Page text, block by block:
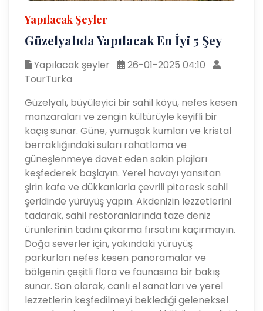
Yapılacak Şeyler
Güzelyalıda Yapılacak En İyi 5 Şey
Yapılacak şeyler
26-01-2025 04:10
TourTurka
Güzelyalı, büyüleyici bir sahil köyü, nefes kesen
manzaraları ve zengin kültürüyle keyifli bir
kaçış sunar. Güne, yumuşak kumları ve kristal
berraklığındaki suları rahatlama ve
güneşlenmeye davet eden sakin plajları
keşfederek başlayın. Yerel havayı yansıtan
şirin kafe ve dükkanlarla çevrili pitoresk sahil
şeridinde yürüyüş yapın. Akdenizin lezzetlerini
tadarak, sahil restoranlarında taze deniz
ürünlerinin tadını çıkarma fırsatını kaçırmayın.
Doğa severler için, yakındaki yürüyüş
parkurları nefes kesen panoramalar ve
bölgenin çeşitli flora ve faunasına bir bakış
sunar. Son olarak, canlı el sanatları ve yerel
lezzetlerin keşfedilmeyi beklediği geleneksel